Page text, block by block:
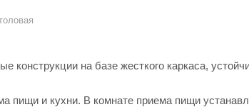
конструкции на базе жесткого каркаса,
пищи и кухни. В комнате приема пищи